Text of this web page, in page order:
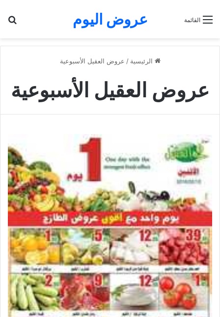
عروض اليوم القائمة
الرئيسية / عروض العقيل الأسبوعية
عروض العقيل الأسبوعية